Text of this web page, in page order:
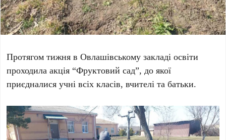
Протягом тижня в Овлашівському закладі освіти
проходила акція “Фруктовий сад”, до якої
приєдналися учні всіх класів, вчителі та батьки.